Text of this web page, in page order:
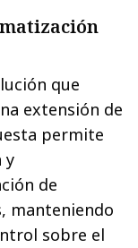
que
extensión de
permite
y
de
manteniendo
sobre el